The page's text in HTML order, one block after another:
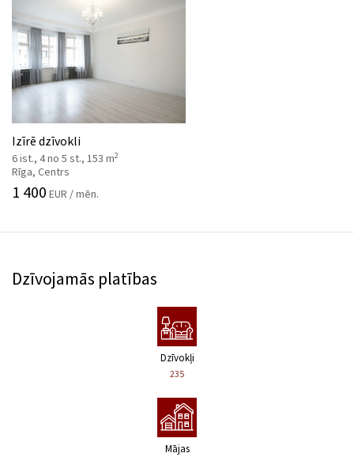
Izīrē dzīvokli
6 ist., 4 no 5 st., 153 m2
Rīga, Centrs
1 400 EUR / mēn.
Dzīvojamās platības
Dzīvokļi
235
Mājas